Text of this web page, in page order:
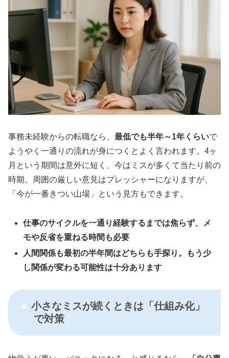
事務未経験からの転職なら、 最低でも半年～1年くらいで
ようやく一通りの流れが身につくとよく言われます。4ヶ
月という期間は意外に短く、今はミスが多くて当たり前の
時期。周囲の厳しい意見はプレッシャーになりますが、
「今が一番きつい山場」という見方もできます。
仕事のサイクルを一通り経験するまでは焦らず、メ
モや反省を重ねる時間も必要
人間関係も最初の半年間はどちらも手探り。もう少
し関係が変わる可能性は十分あります
小さなミスが続くときは「仕組み化」
で対策